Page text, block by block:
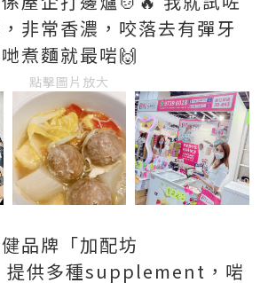
非常香濃，咬落去有彈牙
煮麵就最啱🙌
點擊圖片放大
品牌「加配坊
供多種supplement，啱